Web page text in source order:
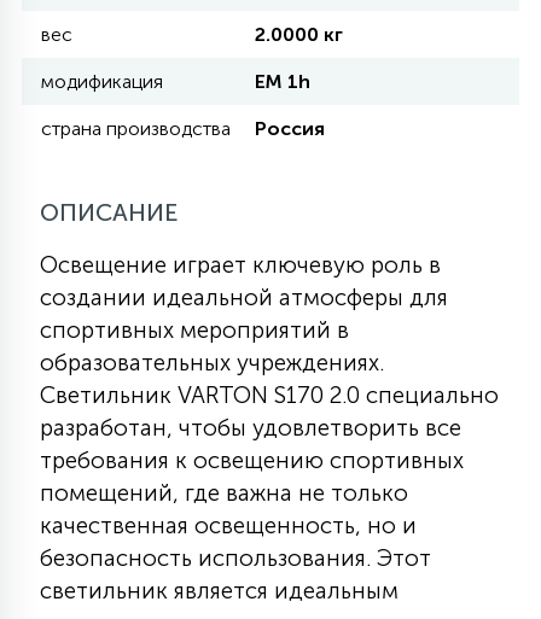
КОСМЕТОЛОГИЧЕСКИЕ
ОПЕРАЦИОННЫЕ СТОЛЫ
ДИНАМИЧЕСКИЙ СВЕТ
СЦЕНИЧЕСКОЕ И СТУДИЙНОЕ
ЛАЗЕРНЫЕ СИСТЕМЫ
вес 2.0000 кг
модификация EM 1h
страна производства Россия
ОПИСАНИЕ
Освещение играет ключевую роль в
создании идеальной атмосферы для
спортивных мероприятий в
образовательных учреждениях.
Светильник VARTON S170 2.0 специально
разработан, чтобы удовлетворить все
требования к освещению спортивных
помещений, где важна не только
качественная освещенность, но и
безопасность использования. Этот
светильник является идеальным